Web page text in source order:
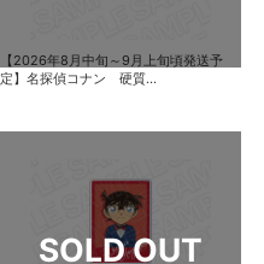
【2026年8月中旬～9月上旬頃発送予
定】名探偵コナン 硬質...